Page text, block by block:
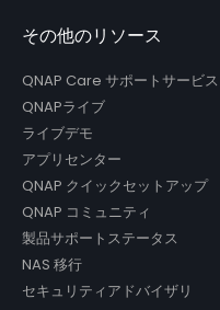
その他のリソース
QNAP Care サポートサービス
QNAPライブ
ライブデモ
アプリセンター
QNAP クイックセットアップ
QNAP コミュニティ
製品サポートステータス
NAS 移行
セキュリティアドバイザリ